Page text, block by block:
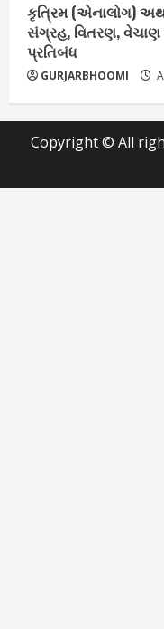
કૃત્રિમ (એનાલોગ)
સંગ્રહ, વિતરણ,
પ્રતિબંધ
GURJARBHOOMI
Copyright © All